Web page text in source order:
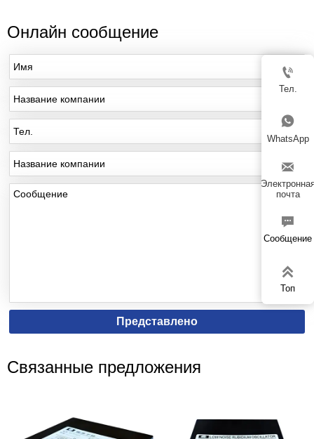
Онлайн сообщение
Представлено
Связанные предложения

Тел.

WhatsApp

почта

Сообщение

Топ